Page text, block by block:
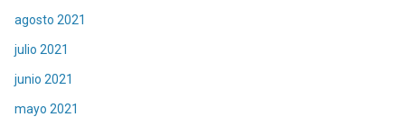
agosto 2021
julio 2021
junio 2021
mayo 2021